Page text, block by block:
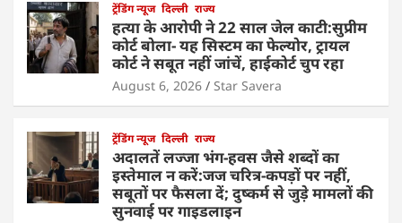
ट्रेंडिंग न्यूज दिल्ली राज्य
हत्या के आरोपी ने 22 साल जेल काटी:सुप्रीम
कोर्ट बोला- यह सिस्टम का फेल्योर, ट्रायल
कोर्ट ने सबूत नहीं जांचें, हाईकोर्ट चुप रहा
August 6, 2026 Star Savera
ट्रेंडिंग न्यूज दिल्ली राज्य
अदालतें लज्जा भंग-हवस जैसे शब्दों का
इस्तेमाल न करें:जज चरित्र-कपड़ों पर नहीं,
सबूतों पर फैसला दें; दुष्कर्म से जुड़े मामलों की
सुनवाई पर गाइडलाइन